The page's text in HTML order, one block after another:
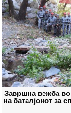
Завршна вежба во
на баталјонот за